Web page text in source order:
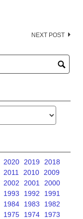
NEXT POST
2020 2019
2018
2011 2010
2009
2002 2001
2000
1993 1992
1991
1984 1983
1982
1975 1974
1973